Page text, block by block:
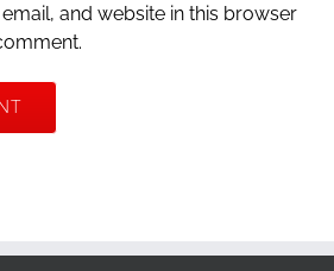
and website in this browser